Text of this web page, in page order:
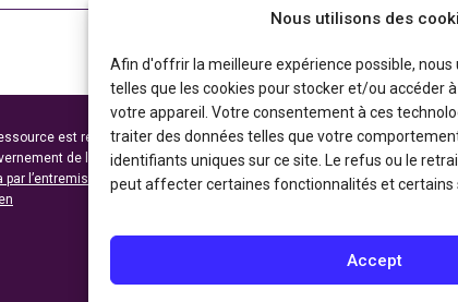
Nous utilisons des
Afin d'offrir la meilleure expérience possible, nous
telles que les cookies pour stocker et/ou accéder
votre appareil. Votre consentement à ces
traiter des données telles que votre
identifiants uniques sur ce site. Le refus ou le
peut affecter certaines fonctionnalités et certains
Accept
est réalisée grâce au soutien financier
de l’Ontario et du gouvernement du
par l’entremise du ministère du Patrimoine
Politique